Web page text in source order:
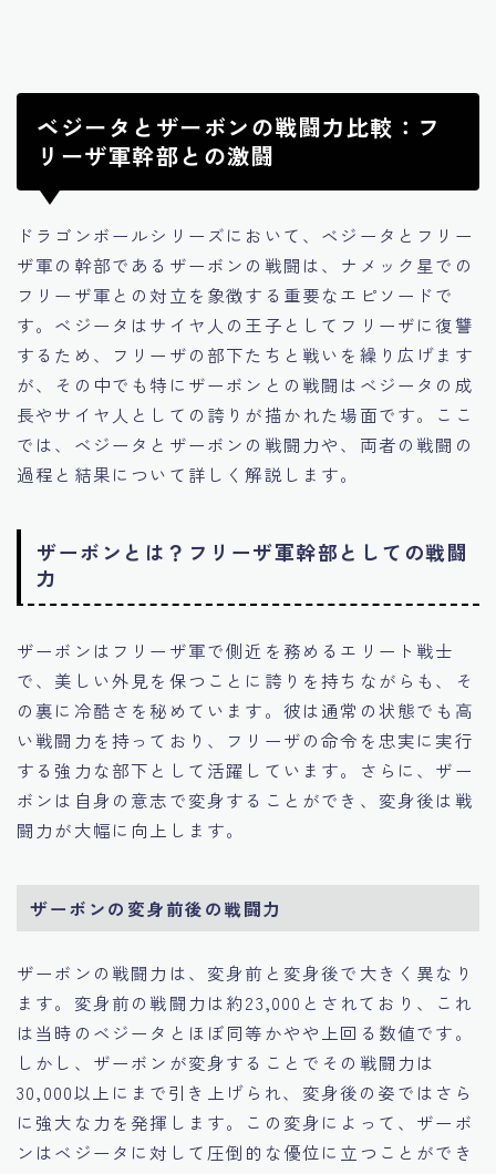
ベジータとザーボンの戦闘力比較：フ
リーザ軍幹部との激闘
ドラゴンボールシリーズにおいて、ベジータとフリー
ザ軍の幹部であるザーボンの戦闘は、ナメック星での
フリーザ軍との対立を象徴する重要なエピソードで
す。ベジータはサイヤ人の王子としてフリーザに復讐
するため、フリーザの部下たちと戦いを繰り広げます
が、その中でも特にザーボンとの戦闘はベジータの成
長やサイヤ人としての誇りが描かれた場面です。ここ
では、ベジータとザーボンの戦闘力や、両者の戦闘の
過程と結果について詳しく解説します。
ザーボンとは？フリーザ軍幹部としての戦闘
力
ザーボンはフリーザ軍で側近を務めるエリート戦士
で、美しい外見を保つことに誇りを持ちながらも、そ
の裏に冷酷さを秘めています。彼は通常の状態でも高
い戦闘力を持っており、フリーザの命令を忠実に実行
する強力な部下として活躍しています。さらに、ザー
ボンは自身の意志で変身することができ、変身後は戦
闘力が大幅に向上します。
ザーボンの変身前後の戦闘力
ザーボンの戦闘力は、変身前と変身後で大きく異なり
ます。変身前の戦闘力は約23,000とされており、これ
は当時のベジータとほぼ同等かやや上回る数値です。
しかし、ザーボンが変身することでその戦闘力は
30,000以上にまで引き上げられ、変身後の姿ではさら
に強大な力を発揮します。この変身によって、ザーボ
ンはベジータに対して圧倒的な優位に立つことができ